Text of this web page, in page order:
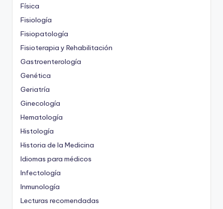
Física
Fisiología
Fisiopatología
Fisioterapia y Rehabilitación
Gastroenterología
Genética
Geriatría
Ginecología
Hematología
Histología
Historia de la Medicina
Idiomas para médicos
Infectología
Inmunología
Lecturas recomendadas